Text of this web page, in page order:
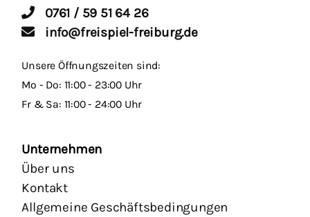
0761 / 59 51 64 26
info@freispiel-freiburg.de
Unsere Öffnungszeiten sind:
Mo - Do: 11:00 - 23:00 Uhr
Fr & Sa: 11:00 - 24:00 Uhr
Unternehmen
Über uns
Kontakt
Allgemeine Geschäftsbedingungen